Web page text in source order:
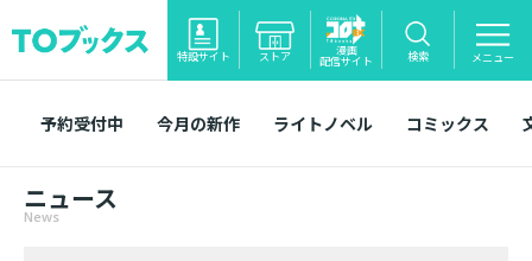
特設サイト ストア 漫画
配信サイト 検索 メニュー
予約受付中 今月の新作 ライトノベル コミックス
ニュース
News